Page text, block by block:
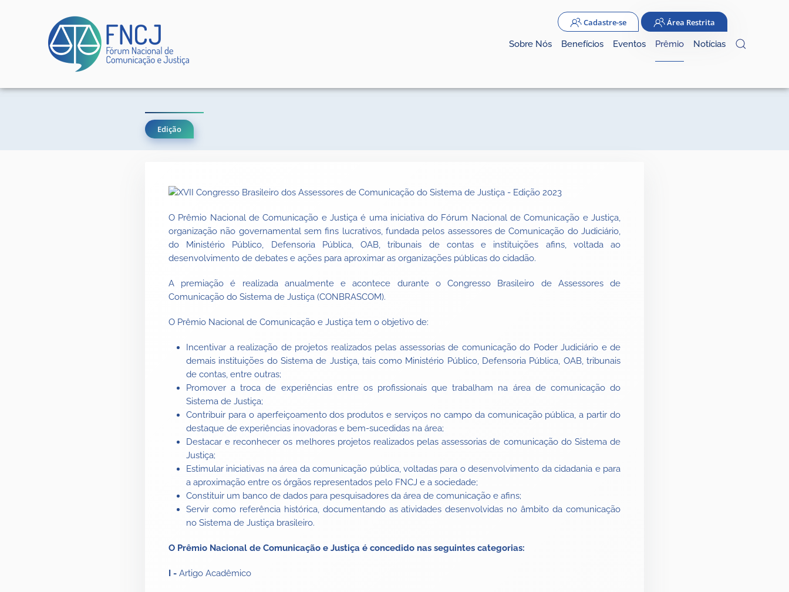
Sobre Nós Benefícios Eventos Prêmio Notícias
Cadastre-se Área Restrita
Edição
O Prêmio Nacional de Comunicação e Justiça é uma iniciativa do Fórum Nacional de Comunicação e Justiça,
organização não governamental sem fins lucrativos, fundada pelos assessores de Comunicação do Judiciário,
do Ministério Público, Defensoria Pública, OAB, tribunais de contas e instituições afins, voltada ao
desenvolvimento de debates e ações para aproximar as organizações públicas do cidadão.
A premiação é realizada anualmente e acontece durante o Congresso Brasileiro de Assessores de
Comunicação do Sistema de Justiça (CONBRASCOM).
O Prêmio Nacional de Comunicação e Justiça tem o objetivo de:
Incentivar a realização de projetos realizados pelas assessorias de comunicação do Poder Judiciário e de
demais instituições do Sistema de Justiça, tais como Ministério Público, Defensoria Pública, OAB, tribunais
de contas, entre outras;
Promover a troca de experiências entre os profissionais que trabalham na área de comunicação do
Sistema de Justiça;
Contribuir para o aperfeiçoamento dos produtos e serviços no campo da comunicação pública, a partir do
destaque de experiências inovadoras e bem-sucedidas na área;
Destacar e reconhecer os melhores projetos realizados pelas assessorias de comunicação do Sistema de
Justiça;
Estimular iniciativas na área da comunicação pública, voltadas para o desenvolvimento da cidadania e para
a aproximação entre os órgãos representados pelo FNCJ e a sociedade;
Constituir um banco de dados para pesquisadores da área de comunicação e afins;
Servir como referência histórica, documentando as atividades desenvolvidas no âmbito da comunicação
no Sistema de Justiça brasileiro.
O Prêmio Nacional de Comunicação e Justiça é concedido nas seguintes categorias:
I - Artigo Acadêmico